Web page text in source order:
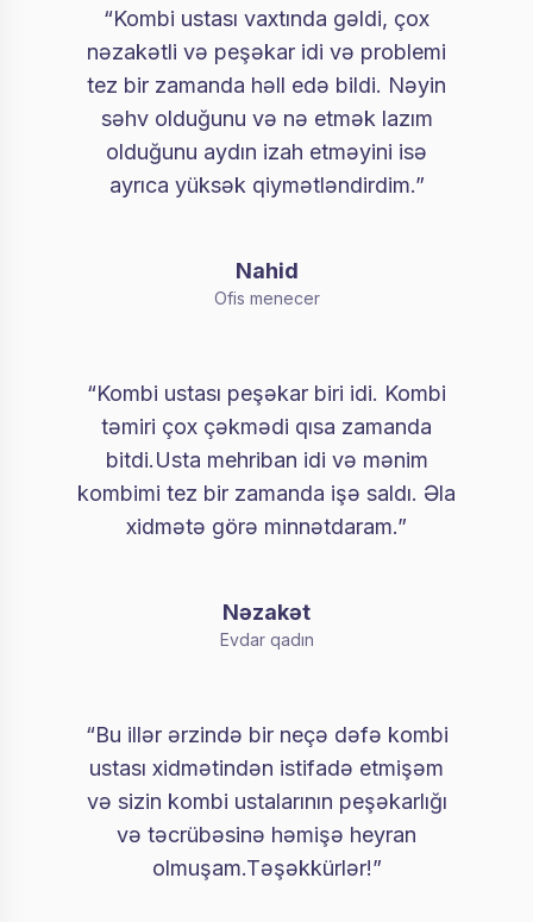
“Kombi ustası vaxtında gəldi, çox
nəzakətli və peşəkar idi və problemi
tez bir zamanda həll edə bildi. Nəyin
səhv olduğunu və nə etmək lazım
olduğunu aydın izah etməyini isə
ayrıca yüksək qiymətləndirdim.”
Nahid
Ofis menecer
“Kombi ustası peşəkar biri idi. Kombi
təmiri çox çəkmədi qısa zamanda
bitdi.Usta mehriban idi və mənim
kombimi tez bir zamanda işə saldı. Əla
xidmətə görə minnətdaram.”
Nəzakət
Evdar qadın
“Bu illər ərzində bir neçə dəfə kombi
ustası xidmətindən istifadə etmişəm
və sizin kombi ustalarının peşəkarlığı
və təcrübəsinə həmişə heyran
olmuşam.Təşəkkürlər!”